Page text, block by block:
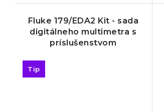
Fluke 179/EDA2 Kit - sada
digitálneho multimetra s
príslušenstvom
Tip